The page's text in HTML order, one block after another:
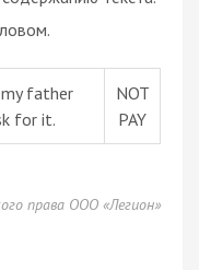
my father
for it.
NOT
PAY
права ООО «Легион»